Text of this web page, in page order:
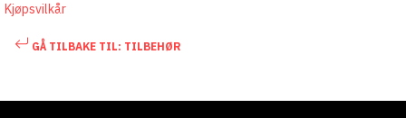
Kjøpsvilkår
GÅ TILBAKE TIL: TILBEHØR